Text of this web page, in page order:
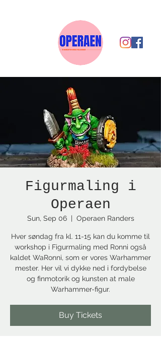
Figurmaling i
Operaen
Sun, Sep 06
  |
Operaen Randers
Hver søndag fra kl. 11-15 kan du komme til
workshop i Figurmaling med Ronni også
kaldet WaRonni, som er vores Warhammer
mester. Her vil vi dykke ned i fordybelse
og finmotorik og kunsten at male
Warhammer-figur.
Buy Tickets